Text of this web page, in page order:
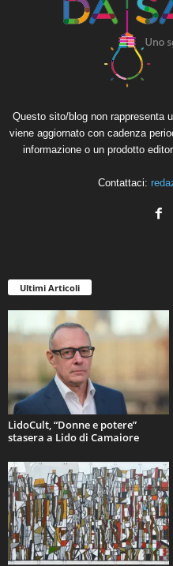
Questo sito/blog non rappresenta
viene aggiornato con cadenza
informazione o un prodotto
Contattaci:
Ultimi Articoli
LidoCult, “Donne e potere”
stasera a Lido di Camaiore